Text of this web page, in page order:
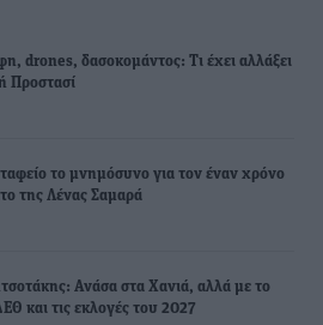
drones, δασοκομάντος: Τι έχει αλλάξει
Προστασί
το μνημόσυνο για τον έναν χρόνο
της Λένας Σαμαρά
Ανάσα στα Χανιά, αλλά με το
και τις εκλογές του 2027